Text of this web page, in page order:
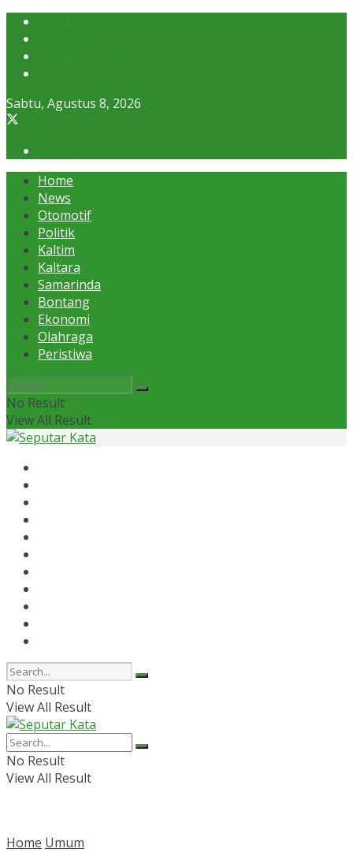
Sabtu, Agustus 8, 2026
Home
News
Otomotif
Politik
Kaltim
Kaltara
Samarinda
Bontang
Ekonomi
Olahraga
Peristiwa
No Result
View All Result
No Result
View All Result
No Result
View All Result
Home Umum